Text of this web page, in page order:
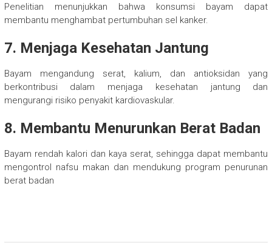
Penelitian menunjukkan bahwa konsumsi bayam dapat
membantu menghambat pertumbuhan sel kanker.
7. Menjaga Kesehatan Jantung
Bayam mengandung serat, kalium, dan antioksidan yang
berkontribusi dalam menjaga kesehatan jantung dan
mengurangi risiko penyakit kardiovaskular.
8. Membantu Menurunkan Berat Badan
Bayam rendah kalori dan kaya serat, sehingga dapat membantu
mengontrol nafsu makan dan mendukung program penurunan
berat badan